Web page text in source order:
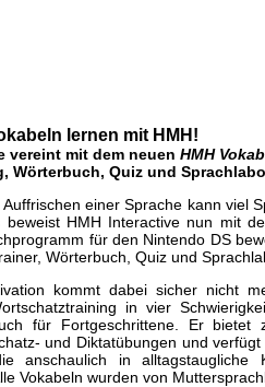
lernen mit HMH!
vereint mit dem neuen HMH
Wörterbuch, Quiz und
einer Sprache kann viel
beweist HMH Interactive nun mit
für den Nintendo DS
Wörterbuch, Quiz und
kommt dabei sicher nicht
in vier
für Fortgeschrittene. Er bietet
und Diktatübungen und
anschaulich in alltagstaugliche
Vokabeln wurden von